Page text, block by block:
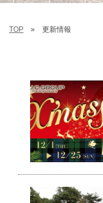
TOP 更新情報